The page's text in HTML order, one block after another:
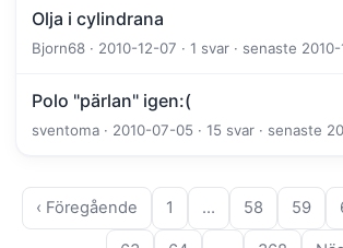
Olja i cylindrana
Bjorn68 · 2010-12-07 · 1 svar · senaste
Polo "pärlan" igen:(
sventoma · 2010-07-05 · 15 svar · senaste
‹ Föregående 1 … 58 59